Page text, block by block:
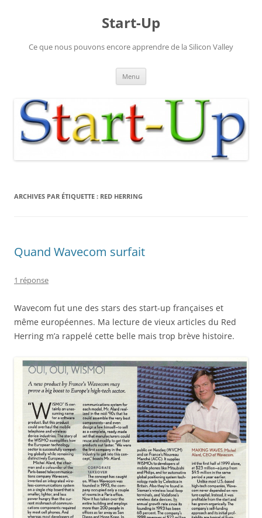
Start-Up
Ce que nous pouvons encore apprendre de la Silicon Valley
Menu
ARCHIVES PAR ÉTIQUETTE : RED HERRING
Quand Wavecom surfait
1 réponse
Wavecom fut une des stars des start-up françaises et
même européennes. Ma lecture de vieux articles du Red
Herring m’a rappelé cette belle mais trop brève histoire.